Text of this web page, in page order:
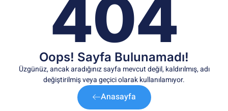
404
Oops! Sayfa Bulunamadı!
Üzgünüz, ancak aradığınız sayfa mevcut değil, kaldırılmış, adı
değiştirilmiş veya geçici olarak kullanılamıyor.
Anasayfa